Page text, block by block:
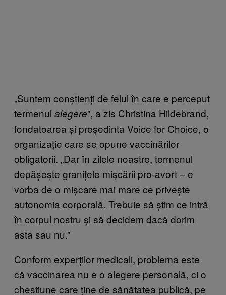
„Suntem conștienți de felul în care e perceput
termenul alegere”, a zis Christina Hildebrand,
fondatoarea și președinta Voice for Choice, o
organizație care se opune vaccinărilor
obligatorii. „Dar în zilele noastre, termenul
depășește granițele mișcării pro-avort – e
vorba de o mișcare mai mare ce privește
autonomia corporală. Trebuie să știm ce intră
în corpul nostru și să decidem dacă dorim
asta sau nu.”
Conform experților medicali, problema este
că vaccinarea nu e o alegere personală, ci o
chestiune care ține de sănătatea publică, pe